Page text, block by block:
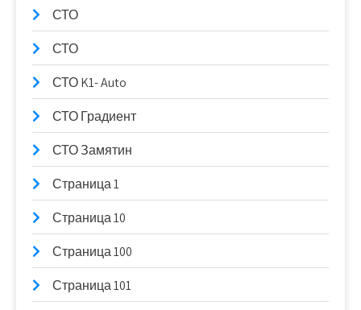
СТО
СТО
СТО K1- Auto
СТО Градиент
СТО Замятин
Страница 1
Страница 10
Страница 100
Страница 101